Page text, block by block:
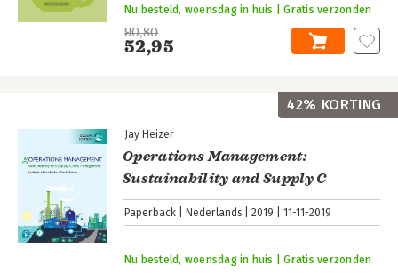
90,80
52,95
Nu besteld, woensdag in huis | Gratis verzonden
Jay Heizer
Operations Management:
Sustainability and Supply C
Paperback Nederlands 2019 11-11-2019
Nu besteld, woensdag in huis | Gratis verzonden
42% KORTING